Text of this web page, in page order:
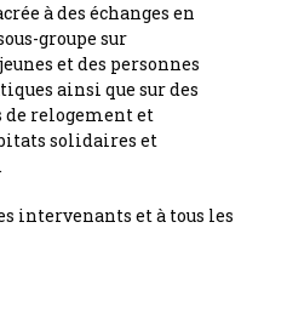
à des échanges en
groupe sur
et des personnes
ainsi que sur des
relogement et
solidaires et
intervenants et à tous les